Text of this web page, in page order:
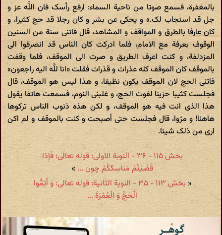
بالمغفرة، فسمع صوتا من ناحیة السماء: ارفع رأسک فان اللَّه عز و
جل قد استجاب لک.» و یحکی عن بشر و کان رجلا قد حج کثیرا، و
کان عارفا بالطرق و المواقف و المشاهد، قال فاتنی سنة من السنین
الوقوف بعرفة مع الامام، فلما ادرکت کان الناس قد انصرفوا الی
المزدلفة، و کنت اعرف الطریق و صرت الی الموقف، فلما وقفت
بالموقف کان الموقف کله عذرات و قذرات فقلت «انا للَّه الیه راجعون»
فاتنی الحج لان الموقف یکون نظیفا، و هذا لیس هو الموقف، قال
فجلست کثیبا حزینا لفوت الحج، و غلبنی النوم، فسمعت هاتفا یقول
هذا الذی انت فیه هو الموقف، و لکن هذه ذنوب الناس ترکوها
هاهنا! و مرّوا، قال فجلست حتی أصبحت و کنت بالموقف و لم اکن
اری من ذلک شیئا.
بخش ۱۱۵ - ۳۶ - النوبة الاولى: قوله تعالی: فَإِذا
قَضَیْتُمْ مَناسِکَکُمْ چون ... »
«
بخش ۱۱۳ - ۳۵ - النوبة الثانیة: قوله تعالی: وَ أَتِمُّوا
الْحَجَّ وَ الْعُمْرَةَ ...